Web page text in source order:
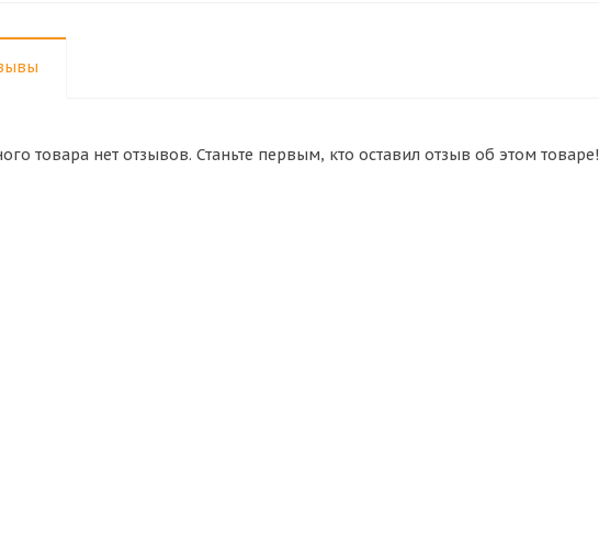
товара нет отзывов. Станьте первым, кто оставил отзыв об этом товаре!